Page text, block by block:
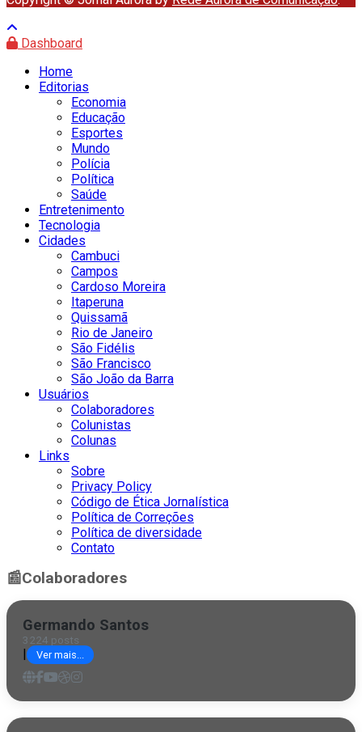
Dashboard
Home
Editorias
Economia
Educação
Esportes
Mundo
Polícia
Política
Saúde
Entretenimento
Tecnologia
Cidades
Cambuci
Campos
Cardoso Moreira
Itaperuna
Quissamã
Rio de Janeiro
São Fidélis
São Francisco
São João da Barra
Usuários
Colaboradores
Colunistas
Colunas
Links
Sobre
Privacy Policy
Código de Ética Jornalística
Política de Correções
Política de diversidade
Contato
📰Colaboradores
Germando Santos
3224 posts
| Ver mais...